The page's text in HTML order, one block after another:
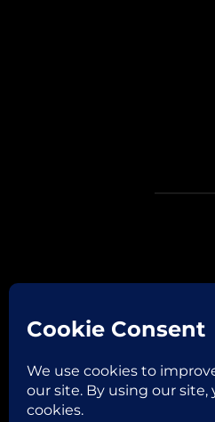
Facebook
Copyright © 2026